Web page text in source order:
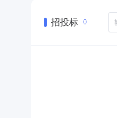
招投标 0